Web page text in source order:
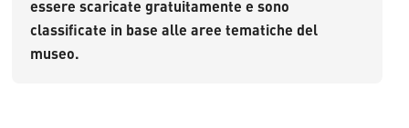
essere scaricate gratuitamente e sono
classificate in base alle aree tematiche del
museo.